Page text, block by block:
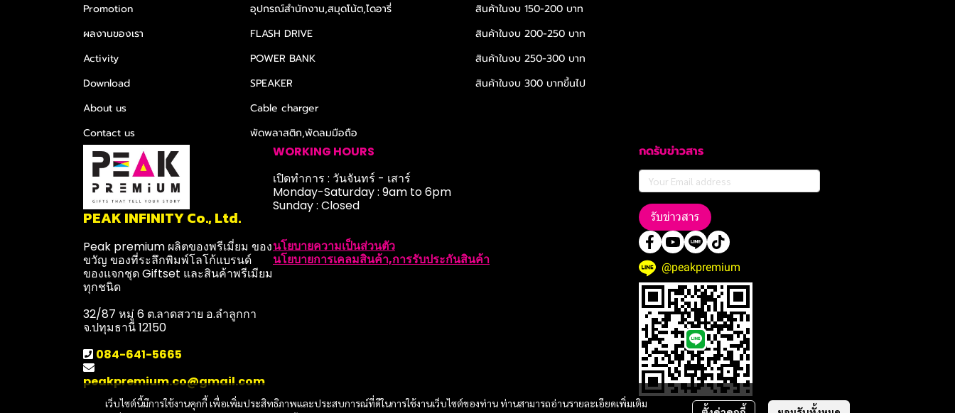
เว็บไซต์นี้มีการใช้งานคุกกี้ เพื่อเพิ่มประสิทธิภาพและประสบการณ์ที่ดีในการใช้งานเว็บไซต์ของท่าน ท่านสามารถอ่านรายละเอียดเพิ่มเติม
Promotion
ผลงานของเรา
Activity
Download
About us
Contact us
อุปกรณ์สำนักงาน,สมุดโน้ต,ไดอารี่
FLASH DRIVE
POWER BANK
SPEAKER
Cable charger
พัดพลาสติก,พัดลมมือถือ
สินค้าในงบ 150-200 บาท
สินค้าในงบ 200-250 บาท
สินค้าในงบ 250-300 บาท
สินค้าในงบ 300 บาทขึ้นไป
PEAK INFINITY Co., Ltd.
Peak premium ผลิตของพรีเมี่ยม ของ
ขวัญ ของที่ระลึกพิมพ์โลโก้แบรนด์
ของแจกชุด Giftset และสินค้าพรีเมียม
ทุกชนิด
32/87 หมู่ 6 ต.ลาดสวาย อ.ลำลูกกา
จ.ปทุมธานี 12150
084-641-5665
peakpremium.co@gmail.com
WORKING HOURS
เปิดทำการ : วันจันทร์ - เสาร์
Monday-Saturday : 9am to 6pm
Sunday : Closed
นโยบายความเป็นส่วนตัว
นโยบายการเคลมสินค้า,การรับประกันสินค้า
กดรับข่าวสาร
รับข่าวสาร
@peakpremium